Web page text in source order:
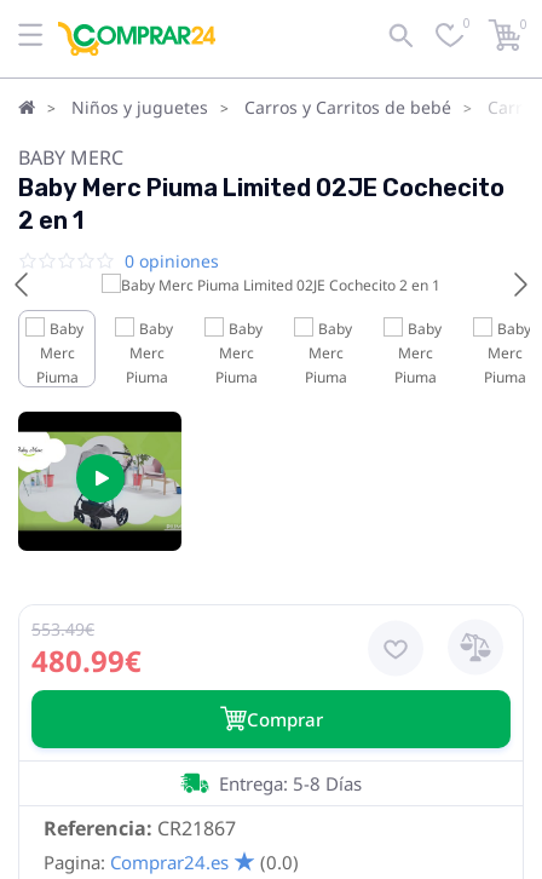
0 0
Niños y juguetes Carros y Carritos de bebé
BABY MERC
Baby Merc Piuma Limited 02JE Cochecito
2 en 1
0 opiniones
480.99€
553.49€
Сomprar
Referencia: CR21867
Entrega: 5-8 Días
Pagina: Comprar24.es (0.0)